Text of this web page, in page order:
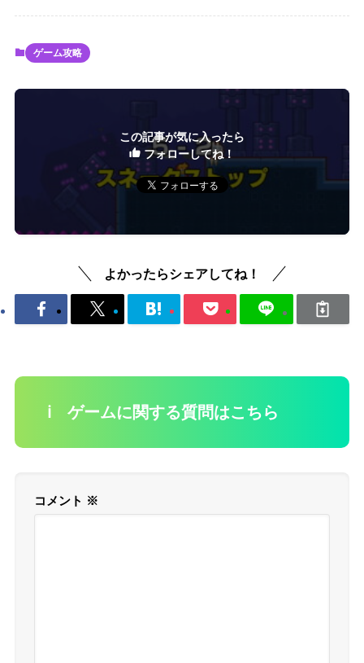
ゲーム攻略
この記事が気に入ったら
フォローしてね！
よかったらシェアしてね！
ℹ️ ゲームに関する質問はこちら
コメント ※